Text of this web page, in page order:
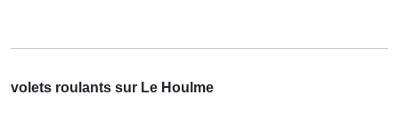
volets roulants sur Le Houlme